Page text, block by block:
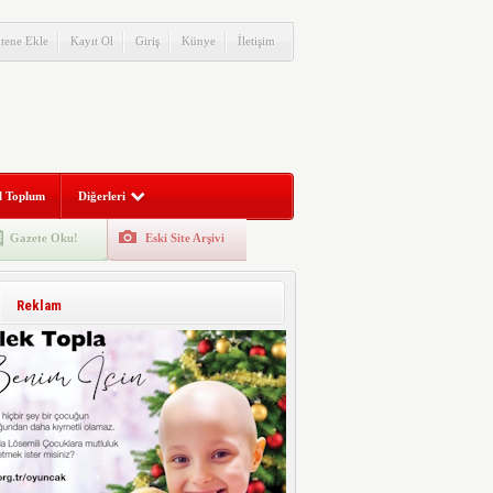
Ekle Kayıt Ol Giriş Künye İletişim
Toplum Diğerleri
Gazete Oku! Eski Site Arşivi
Reklam